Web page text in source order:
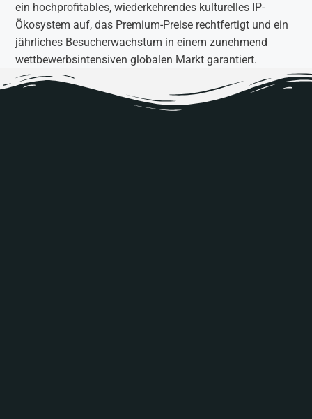
ein hochprofitables, wiederkehrendes kulturelles IP-
Ökosystem auf, das Premium-Preise rechtfertigt und ein
jährliches Besucherwachstum in einem zunehmend
wettbewerbsintensiven globalen Markt garantiert.